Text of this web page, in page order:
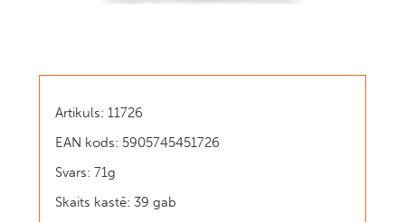
Artikuls: 11726
EAN kods: 5905745451726
Svars: 71g
Skaits kastē: 39 gab